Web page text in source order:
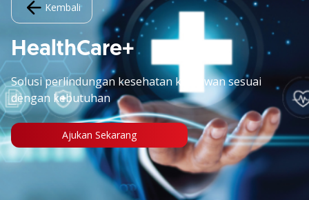
Kembali
HealthCare+
Solusi perlindungan kesehatan karyawan sesuai
dengan kebutuhan
Ajukan Sekarang